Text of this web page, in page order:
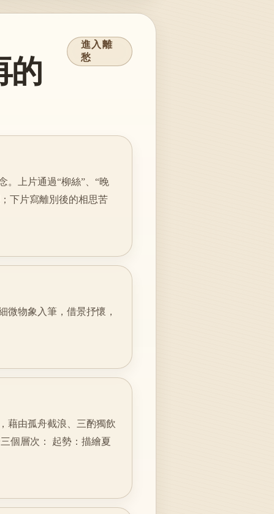
的
進入 離
愁
。上片通過“柳絲”、“晚
下片寫離別後的相思苦
微物象入筆，借景抒懷，
藉由孤舟截浪、三酌獨飲
個層次： 起勢：描繪夏